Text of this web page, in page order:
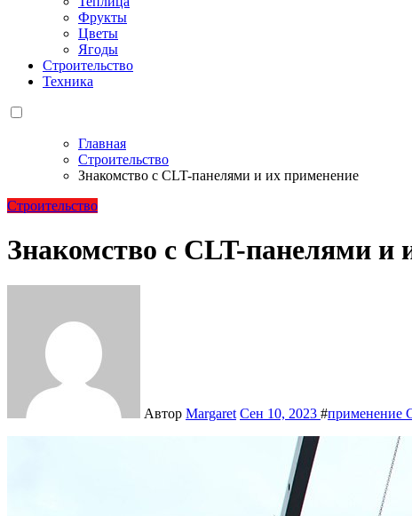
Фрукты
Цветы
Ягоды
Строительство
Техника
Главная
Строительство
Знакомство с CLT-панелями и их применение
Строительство
Знакомство с CLT-панелями и
Автор Margaret Сен 10, 2023 #применение